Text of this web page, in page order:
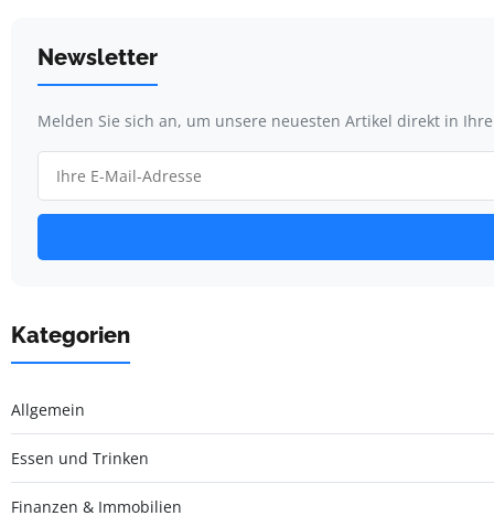
Newsletter
Melden Sie sich an, um unsere neuesten Artikel direkt in
Kategorien
Allgemein
Essen und Trinken
Finanzen & Immobilien